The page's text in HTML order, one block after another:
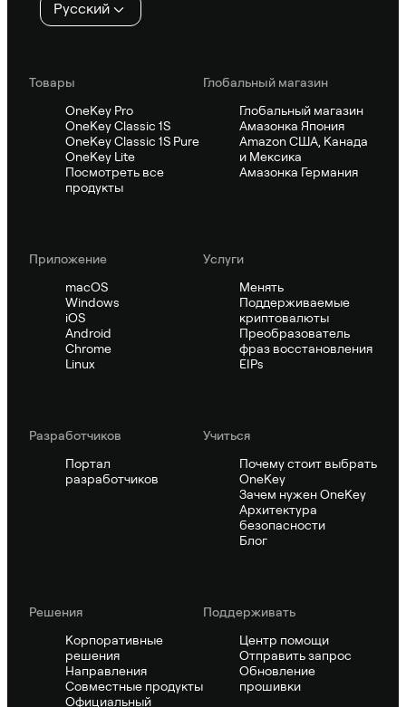
Русский
Товары
OneKey Pro
OneKey Classic 1S
OneKey Classic 1S Pure
OneKey Lite
Посмотреть все
продукты
Глобальный магазин
Глобальный магазин
Амазонка Япония
Amazon США, Канада
и Мексика
Амазонка Германия
Приложение
macOS
Windows
iOS
Android
Chrome
Linux
Услуги
Менять
Поддерживаемые
криптовалюты
Преобразователь
фраз восстановления
EIPs
Pазработчиков
Портал
разработчиков
Учиться
Почему стоит выбрать
OneKey
Зачем нужен OneKey
Архитектура
безопасности
Блог
Решения
Корпоративные
решения
Направления
Совместные продукты
Официальный
Поддерживать
Центр помощи
Отправить запрос
Обновление
прошивки